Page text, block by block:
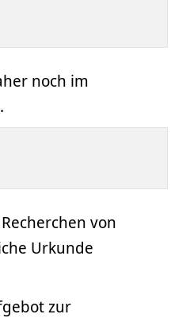
noch im
von
Urkunde
zur